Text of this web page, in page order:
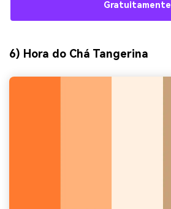
Gratuitamente
6) Hora do Chá Tangerina